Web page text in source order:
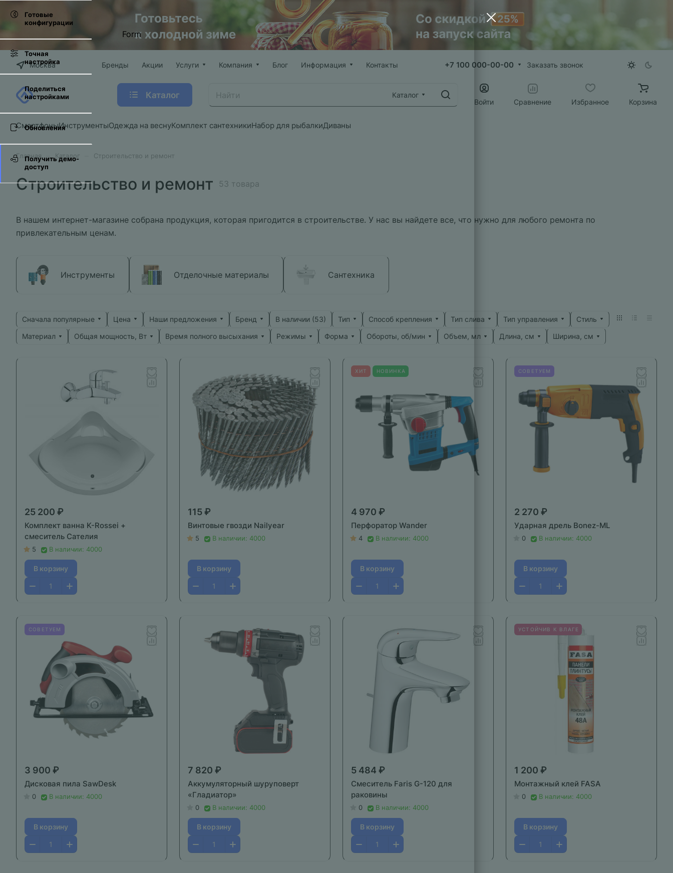
Москва Бренды Акции Услуги Компания Блог Информация Контакты +7 100 000-00-00 Заказать звонок
Каталог
Каталог
Войти
Сравнение Избранное Корзина
СмартфоныИнструментыОдежда на веснуКомплект сантехникиНабор для рыбалкиДиваны
Главная – Каталог Строительство и ремонт
Строительство и ремонт 53 товара
В нашем интернет-магазине собрана продукция, которая пригодится в строительстве. У нас вы найдете все, что нужно для любого ремонта по
привлекательным ценам.
Инструменты Отделочные материалы Сантехника
Сначала популярные Цена Наши предложения Бренд В наличии (53) Тип Способ крепления Тип слива Тип управления Стиль
Материал Общая мощность, Вт Время полного высыхания Режимы Форма Обороты, об/мин Объем, мл Длина, см Ширина, см
25 200 ₽
Комплект ванна K-Rossei +
смеситель Cателия
5 В наличии: 4000
В корзину
115 ₽
Винтовые гвозди Nailyear
5 В наличии: 4000
В корзину
ХИТ НОВИНКА
4 970 ₽
Перфоратор Wander
4 В наличии: 4000
В корзину
СОВЕТУЕМ
2 270 ₽
Ударная дрель Bonez-ML
0 В наличии: 4000
В корзину
СОВЕТУЕМ
3 900 ₽
Дисковая пила SawDesk
0 В наличии: 4000
В корзину
7 820 ₽
Аккумуляторный шуруповерт
«Гладиатор»
0 В наличии: 4000
В корзину
5 484 ₽
Смеситель Faris G-120 для
раковины
0 В наличии: 4000
В корзину
УСТОЙЧИВ К ВЛАГЕ
1 200 ₽
Монтажный клей FASA
0 В наличии: 4000
В корзину
Готовые
конфигурации
Точная
настройка
Поделиться
настройками
Обновления
Получить демо-
доступ
Form